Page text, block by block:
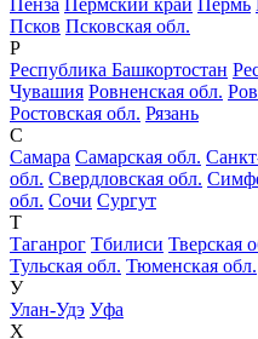
Псков Псковская обл.
Р
Республика Башкортостан
Чувашия Ровненская обл.
Ростовская обл. Рязань
С
Самара Самарская обл.
обл. Свердловская обл.
обл. Сочи Сургут
Т
Таганрог Тбилиси Тверская
Тульская обл. Тюменская обл.
У
Улан-Удэ Уфа
Х